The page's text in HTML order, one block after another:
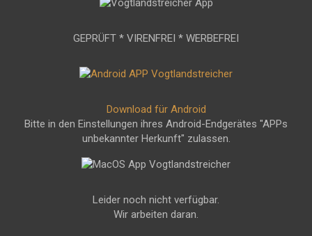
GEPRÜFT * VIRENFREI * WERBEFREI
Download für Android
Bitte in den Einstellungen ihres Android-Endgerätes "APPs
unbekannter Herkunft" zulassen.
Leider noch nicht verfügbar.
Wir arbeiten daran.